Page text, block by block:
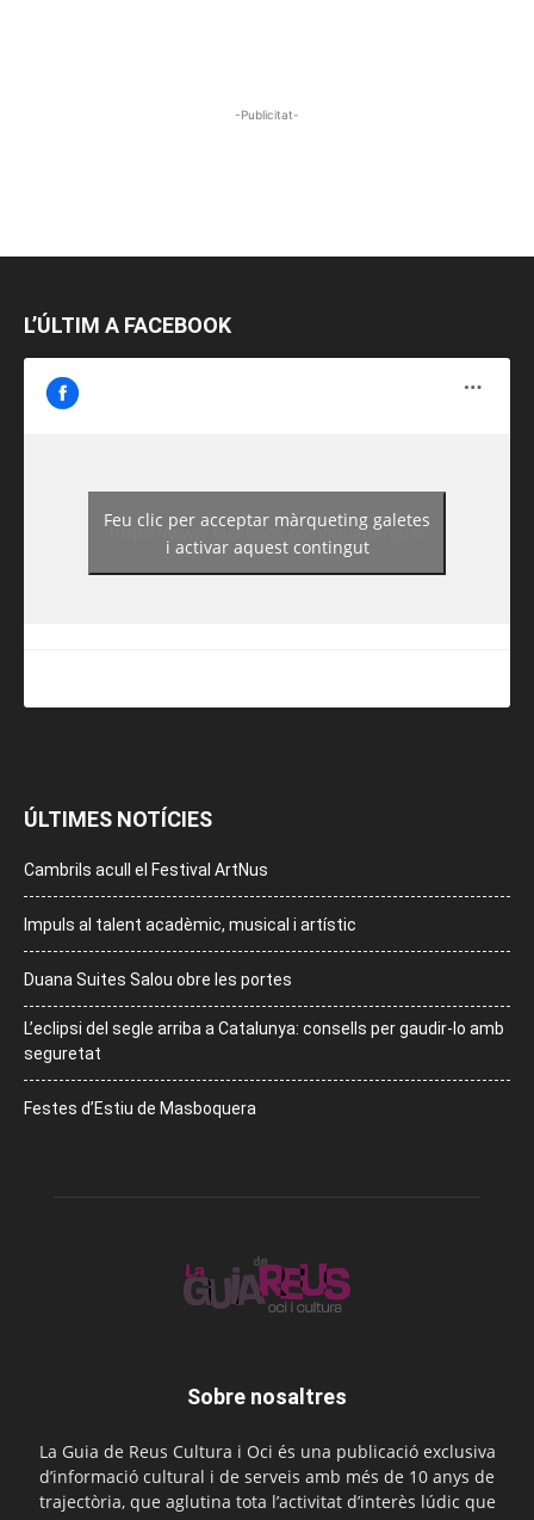
-Publicitat-
L’ÚLTIM A FACEBOOK
https://www.facebook.com/guiadereus/
Feu clic per acceptar màrqueting galetes
i activar aquest contingut
ÚLTIMES NOTÍCIES
Cambrils acull el Festival ArtNus
Impuls al talent acadèmic, musical i artístic
Duana Suites Salou obre les portes
L’eclipsi del segle arriba a Catalunya: consells per gaudir-lo amb
seguretat
Festes d’Estiu de Masboquera
Sobre nosaltres
La Guia de Reus Cultura i Oci és una publicació exclusiva
d’informació cultural i de serveis amb més de 10 anys de
trajectòria, que aglutina tota l’activitat d’interès lúdic que